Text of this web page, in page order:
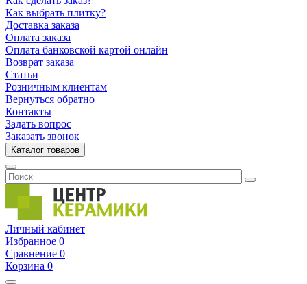
Как выбрать плитку?
Доставка заказа
Оплата заказа
Оплата банковской картой онлайн
Возврат заказа
Статьи
Розничным клиентам
Вернуться обратно
Контакты
Задать вопрос
Заказать звонок
Каталог товаров
Личный кабинет
Избранное 0
Сравнение 0
Корзина 0